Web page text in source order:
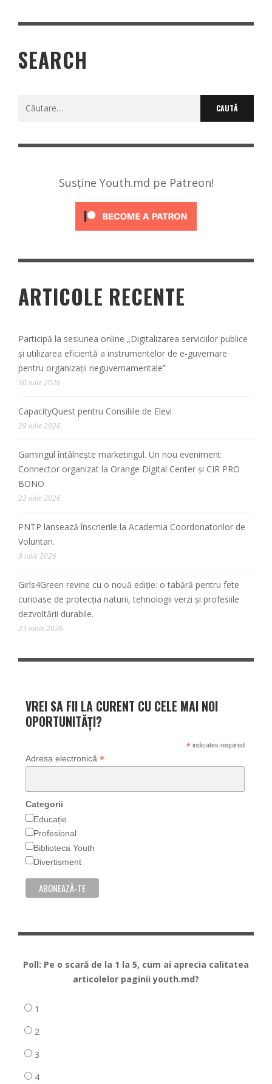
SEARCH
Caută
Susține Youth.md pe Patreon!
ARTICOLE RECENTE
Participă la sesiunea online „Digitalizarea serviciilor publice
și utilizarea eficientă a instrumentelor de e-guvernare
pentru organizații neguvernamentale”
30 iulie 2026
CapacityQuest pentru Consiliile de Elevi
29 iulie 2026
Gamingul întâlnește marketingul. Un nou eveniment
Connector organizat la Orange Digital Center și CIR PRO
BONO
22 iulie 2026
PNTP lansează înscrierile la Academia Coordonatorilor de
Voluntari.
9 iulie 2026
Girls4Green revine cu o nouă ediție: o tabără pentru fete
curioase de protecția naturii, tehnologii verzi și profesiile
dezvoltării durabile.
23 iunie 2026
VREI SA FII LA CURENT CU CELE MAI NOI
OPORTUNITĂȚI?
*indicates required
Adresa electronică *
Categorii
Educație
Profesional
Biblioteca Youth
Divertisment
Poll: Pe o scară de la 1 la 5, cum ai aprecia calitatea
articolelor paginii youth.md?
1
2
3
4